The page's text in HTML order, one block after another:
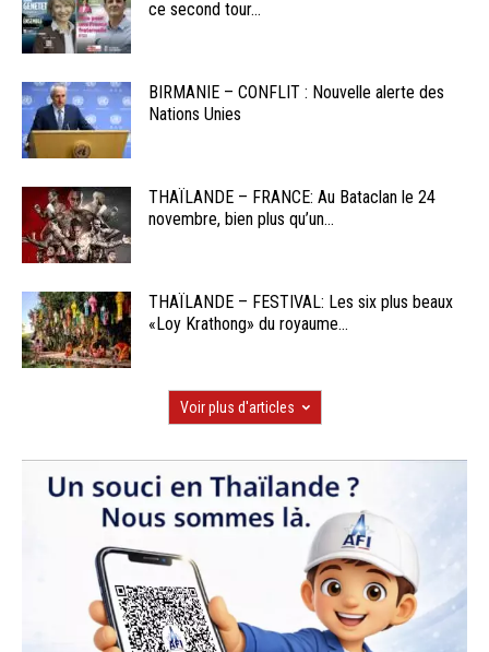
ce second tour...
BIRMANIE – CONFLIT : Nouvelle alerte des
Nations Unies
THAÏLANDE – FRANCE: Au Bataclan le 24
novembre, bien plus qu’un...
THAÏLANDE – FESTIVAL: Les six plus beaux
«Loy Krathong» du royaume...
Voir plus d'articles